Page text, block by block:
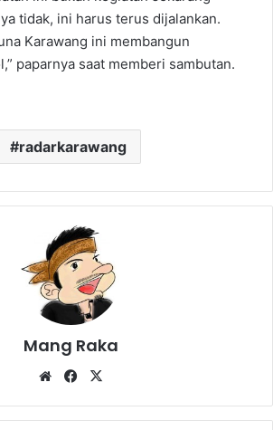
tidak, ini harus terus dijalankan.
Karawang ini membangun
paparnya saat memberi sambutan.
radarkarawang
Mang Raka
WebsiteFacebook